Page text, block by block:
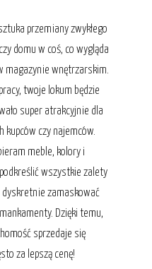
przemiany zwykłego
domu w coś, co wygląda
magazynie wnętrzarskim.
twoje lokum będzie
super atrakcyjnie dla
kupców czy najemców.
meble, kolory i
wszystkie zalety
zamaskować
Dzięki temu,
sprzedaje się
za lepszą cenę!